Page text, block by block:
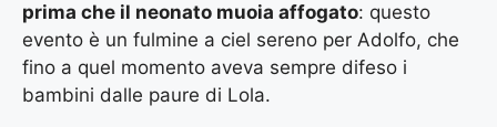
prima che il neonato muoia affogato: questo
evento è un fulmine a ciel sereno per Adolfo, che
fino a quel momento aveva sempre difeso i
bambini dalle paure di Lola.